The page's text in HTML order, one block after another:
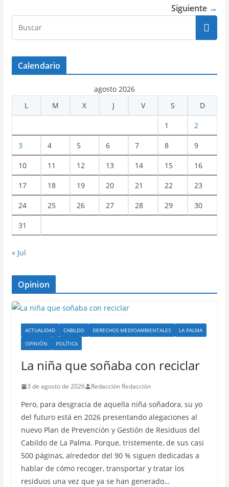
Siguiente →
Calendario
agosto 2026
L
M X J V S D
1 2
3 4 5 6 7 8 9
10 11 12 13 14 15 16
17 18 19 20 21 22 23
24 25 26 27 28 29 30
31
« Jul
Opinion
ACTUALIDAD CABILDO DERECHOS MEDIOAMBIENTALES
LA PALMA
OPINIÓN
POLÍTICA
La niña que soñaba con reciclar
3 de agosto de 2026 Redacción Redacción
Pero, para desgracia de aquella niña soñadora, su yo
del futuro está en 2026 presentando alegaciones al
nuevo Plan de Prevención y Gestión de Residuos del
Cabildo de La Palma. Porque, tristemente, de sus casi
500 páginas, alrededor del 90 % siguen dedicadas a
hablar de cómo recoger, transportar y tratar los
residuos una vez que ya se han generado…